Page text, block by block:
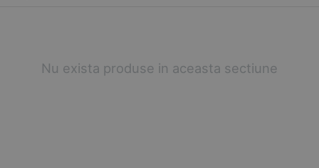
Nu exista produse in aceasta sectiune